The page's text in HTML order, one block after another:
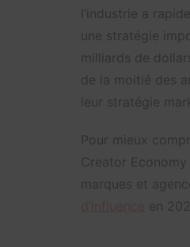
l’industrie a
une stratégie
milliards de
de la moitié des
leur stratégie
Pour mieux
Creator Economy
marques et
en